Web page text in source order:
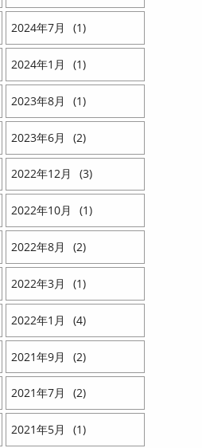
2024 7 1
2024 1 1
2023 8 1
2023 6 2
2022 12 3
2022 10 1
2022 8 2
2022 3 1
2022 1 4
2021 9 2
2021 7 2
2021 5 1